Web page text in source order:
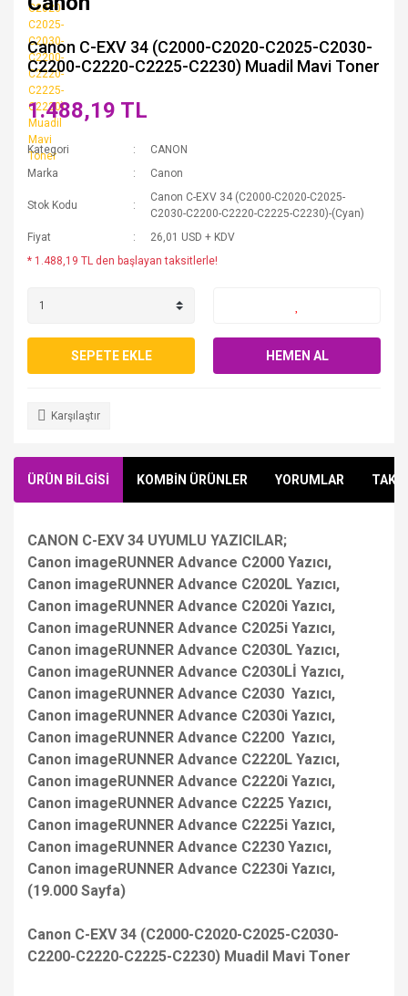
Canon C-EXV 34 (C2000-C2020-C2025-C2030-
C2200-C2220-C2225-C2230) Muadil Mavi Toner
1.488,19 TL
Kategori
CANON
Marka
Canon
Stok Kodu
Canon C-EXV 34 (C2000-C2020-C2025-
C2030-C2200-C2220-C2225-C2230)-(Cyan)
Fiyat
26,01 USD + KDV
* 1.488,19 TL den başlayan taksitlerle!
SEPETE EKLE HEMEN AL
Karşılaştır
ÜRÜN BİLGİSİ KOMBİN ÜRÜNLER YORUMLAR
CANON C-EXV 34 UYUMLU YAZICILAR;
Canon imageRUNNER Advance C2000 Yazıcı,
Canon imageRUNNER Advance C2020L Yazıcı,
Canon imageRUNNER Advance C2020i Yazıcı,
Canon imageRUNNER Advance C2025i Yazıcı,
Canon imageRUNNER Advance C2030L Yazıcı,
Canon imageRUNNER Advance C2030Lİ Yazıcı,
Canon imageRUNNER Advance C2030 Yazıcı,
Canon imageRUNNER Advance C2030i Yazıcı,
Canon imageRUNNER Advance C2200 Yazıcı,
Canon imageRUNNER Advance C2220L Yazıcı,
Canon imageRUNNER Advance C2220i Yazıcı,
Canon imageRUNNER Advance C2225 Yazıcı,
Canon imageRUNNER Advance C2225i Yazıcı,
Canon imageRUNNER Advance C2230 Yazıcı,
Canon imageRUNNER Advance C2230i Yazıcı,
(19.000 Sayfa)
Canon C-EXV 34 (C2000-C2020-C2025-C2030-
C2200-C2220-C2225-C2230) Muadil Mavi Toner